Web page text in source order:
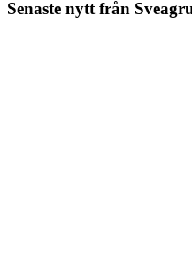
Senaste nytt från